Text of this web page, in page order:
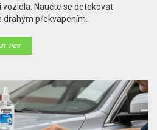
Naučte se detekovat
drahým překvapením.
více